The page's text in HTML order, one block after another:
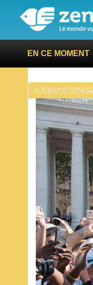
EN CE MOMENT
Léon XIV
AUDIENCE